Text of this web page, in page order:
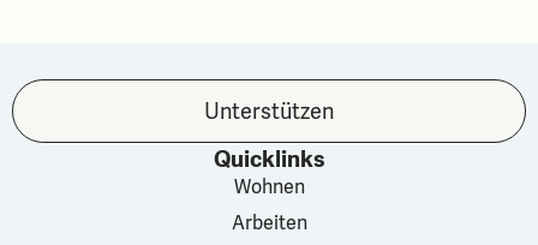
Unterstützen
Quicklinks
Wohnen
Arbeiten